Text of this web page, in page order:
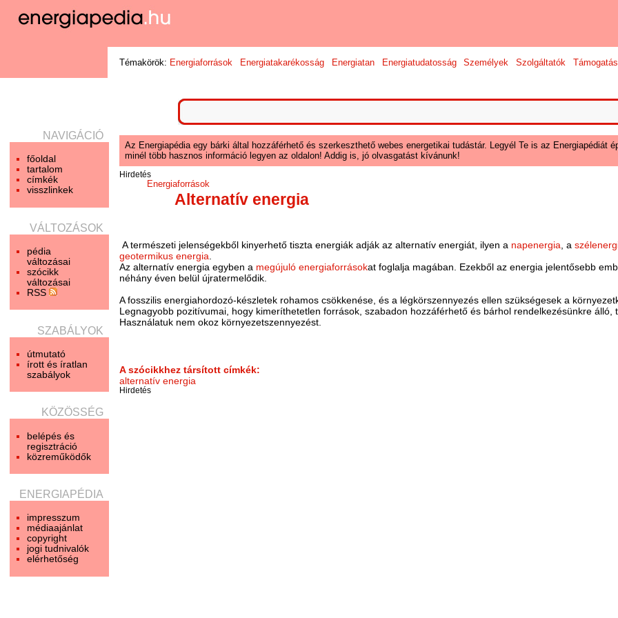
NAVIGÁCIÓ
főoldal
tartalom
címkék
visszlinkek
VÁLTOZÁSOK
pédia
változásai
szócikk
változásai
RSS
SZABÁLYOK
útmutató
írott és íratlan
szabályok
KÖZÖSSÉG
belépés és
regisztráció
közreműködők
ENERGIAPÉDIA
impresszum
médiaajánlat
copyright
jogi tudnivalók
elérhetőség
Témakörök: Energiaforrások Energiatakarékosság Energiatan Energiatudatosság Személyek Szolgáltatók
Az Energiapédia egy bárki által hozzáférhető és szerkeszthető webes energetikai tudástár. Legyél Te is az Energiapédiát
minél több hasznos információ legyen az oldalon! Addig is, jó olvasgatást kívánunk!
Hirdetés
Energiaforrások
Alternatív energia
A természeti jelenségekből kinyerhető tiszta energiák adják az alternatív energiát, ilyen a napenergia, a
geotermikus energia.
Az alternatív energia egyben a megújuló energiaforrásokat foglalja magában. Ezekből az energia jelentősebb
néhány éven belül újratermelődik.
A fosszilis energiahordozó-készletek rohamos csökkenése, és a légkörszennyezés ellen szükségesek a
Legnagyobb pozitívumai, hogy kimeríthetetlen források, szabadon hozzáférhető és bárhol rendelkezésünkre álló,
Használatuk nem okoz környezetszennyezést.
A szócikkhez társított címkék:
alternatív energia
Hirdetés